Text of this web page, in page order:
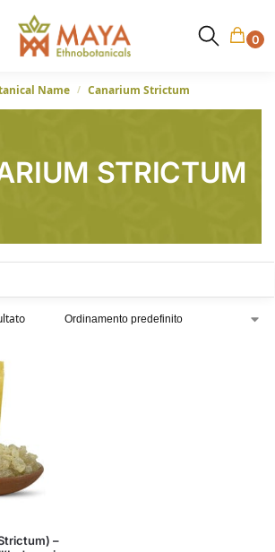
0
Name / Canarium Strictum
STRICTUM
–